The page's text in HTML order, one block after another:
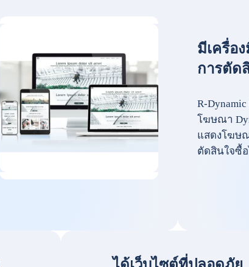
มีเครื่อ
การตัด
R-
โฆษณา
แสดงโฆษณ
ตัดสินใจซื้